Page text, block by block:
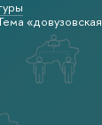
«довузовская